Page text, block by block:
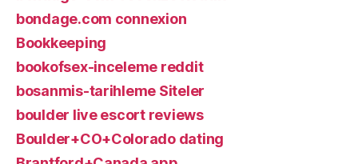
bondage.com connexion
Bookkeeping
bookofsex-inceleme reddit
bosanmis-tarihleme Siteler
boulder live escort reviews
Boulder+CO+Colorado dating